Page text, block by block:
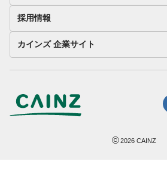
採用情報
カインズ 企業サイト
©2026 CAINZ